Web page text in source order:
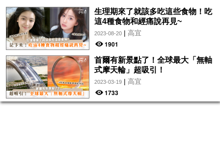
生理期來了就該多吃這些食物！吃
這4種食物和經痛說再見~
2023-08-20| 高宜
1901
首爾有新景點了！全球最大「無軸
式摩天輪」超吸引！
2023-03-19| 高宜
1733